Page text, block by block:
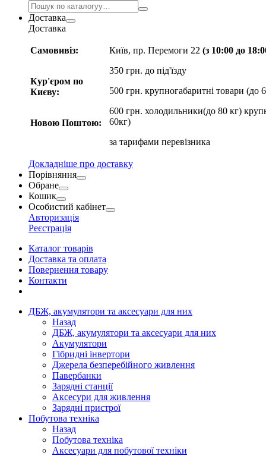
Доставка
Доставка
Самовивіз:
Кур'єром по
Києву:
Новою Поштою:
Київ, пр. Перемоги 22 (з 10:00 до
350 грн. до під'їзду
500 грн. крупногабаритні товари (до
600 грн. холодильники(до 80 кг)
60кг)
за тарифами перевізника
Докладніше про доставку
Порівняння
Обране
Кошик
Особистий кабінет
Авторизація
Реєстрація
Каталог товарів
Доставка та оплата
Повернення товару
Контакти
ДБЖ, акумулятори та аксесуари для них
Назад
ДБЖ, акумулятори та аксесуари для них
Акумулятори
Гібридні інвертори
Джерела безперебійного живлення
Павербанки
Зарядні станції
Аксесури для живлення
Зарядні пристрої
Побутова техніка
Назад
Побутова техніка
Аксесуари для побутової техніки